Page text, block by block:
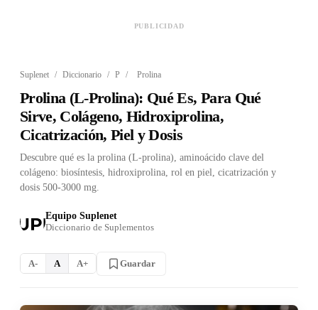
PUBLICIDAD
Suplenet / Diccionario / P / Prolina
Prolina (L-Prolina): Qué Es, Para Qué
Sirve, Colágeno, Hidroxiprolina,
Cicatrización, Piel y Dosis
Descubre qué es la prolina (L-prolina), aminoácido clave del
colágeno: biosíntesis, hidroxiprolina, rol en piel, cicatrización y
dosis 500-3000 mg.
Equipo Suplenet
Diccionario de Suplementos
A- A A+ Guardar